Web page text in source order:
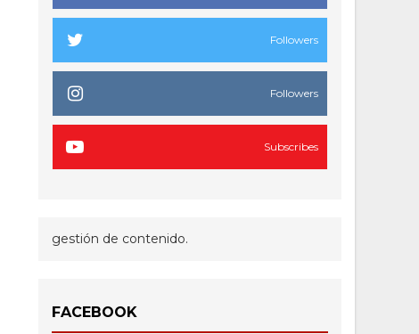
Followers
Followers
Subscribes
gestión de contenido.
FACEBOOK